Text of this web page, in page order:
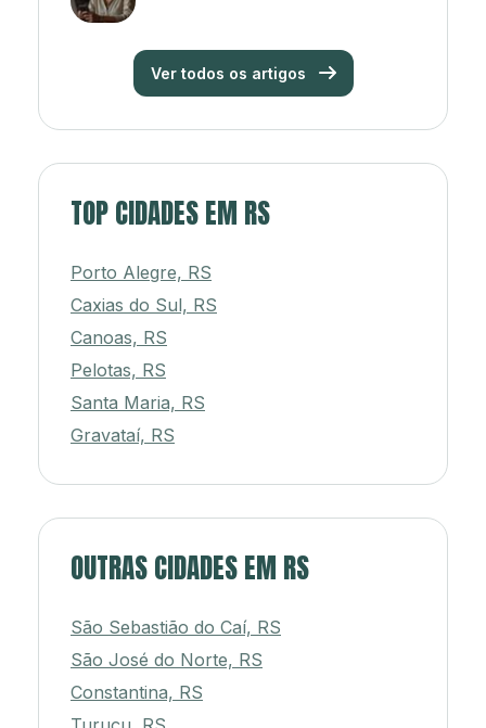
Ver todos os artigos
TOP CIDADES EM RS
Porto Alegre, RS
Caxias do Sul, RS
Canoas, RS
Pelotas, RS
Santa Maria, RS
Gravataí, RS
OUTRAS CIDADES EM RS
São Sebastião do Caí, RS
São José do Norte, RS
Constantina, RS